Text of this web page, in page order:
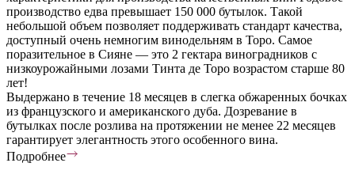
производство едва превышает 150 000 бутылок. Такой
небольшой объем позволяет поддерживать стандарт качества,
доступный очень немногим винодельням в Торо. Самое
поразительное в Сияне — это 2 гектара виноградников с
низкоурожайными лозами Тинта де Торо возрастом старше 80
лет!
Выдержано в течение 18 месяцев в слегка обжаренных бочках
из французского и американского дуба. Дозревание в
бутылках после розлива на протяжении не менее 22 месяцев
гарантирует элегантность этого особенного вина.
Подробнее